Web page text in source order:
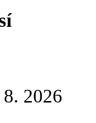
2026